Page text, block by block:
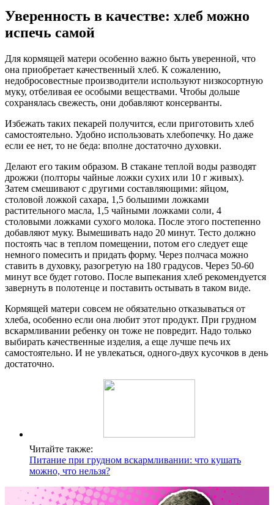
Уверенность в качестве: хлеб можно
испечь самой
Для кормящей матери особенно важно быть уверенной, что
она приобретает качественный хлеб. К сожалению,
недобросовестные производители используют низкосортную
муку, отбеливая ее особыми веществами. Чтобы дольше
сохранялась свежесть, они добавляют консерванты.
Избежать таких пекарей получится, если приготовить хлеб
самостоятельно. Удобно использовать хлебопечку. Но даже
если ее нет, то не беда: вполне достаточно духовки.
Делают его таким образом. В стакане теплой воды разводят
дрожжи (полторы чайные ложки сухих или 10 г живых).
Затем смешивают с другими составляющими: яйцом,
столовой ложкой сахара, 1,5 большими ложками
растительного масла, 1,5 чайными ложками соли, 4
столовыми ложками сухого молока. После этого постепенно
добавляют муку. Вымешивать надо 20 минут. Тесто должно
постоять час в теплом помещении, потом его следует еще
немного помесить и придать форму. Через полчаса можно
ставить в духовку, разогретую на 180 градусов. Через 50-60
минут все будет готово. После выпекания хлеб рекомендуется
завернуть в полотенце и поставить остывать в таком виде.
Кормящей матери совсем не обязательно отказываться от
хлеба, особенно если она любит этот продукт. При грудном
вскармливании ребенку он тоже не повредит. Надо только
выбирать качественные изделия, а еще лучше печь их
самостоятельно. И не увлекаться, одного-двух кусочков в день
достаточно.
Читайте также:
Питание при грудном вскармливании: что кушать
можно, что нельзя?